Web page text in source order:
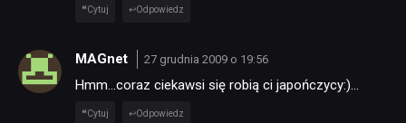
Cytuj Odpowiedz
MAGnet 27 grudnia 2009 o 19:56
Hmm…coraz ciekawsi się robią ci japończycy:)…
Cytuj Odpowiedz